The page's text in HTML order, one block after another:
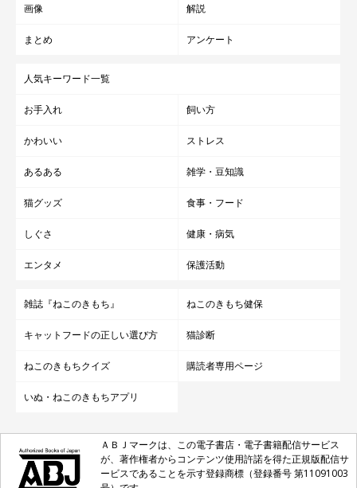
画像 解説
まとめ アンケート
人気キーワード一覧
お手入れ 飼い方
かわいい ストレス
あるある 雑学・豆知識
猫グッズ 食事・フード
しぐさ 健康・病気
エンタメ 保護活動
雑誌『ねこのきもち』 ねこのきもち健保
キャットフードの正しい選び方 猫診断
ねこのきもちクイズ 購読者専用ページ
いぬ・ねこのきもちアプリ
ＡＢＪマークは、この電子書店・電子書籍配信サービス
が、著作権者からコンテンツ使用許諾を得た正規版配信サ
ービスであることを示す登録商標（登録番号 第11091003